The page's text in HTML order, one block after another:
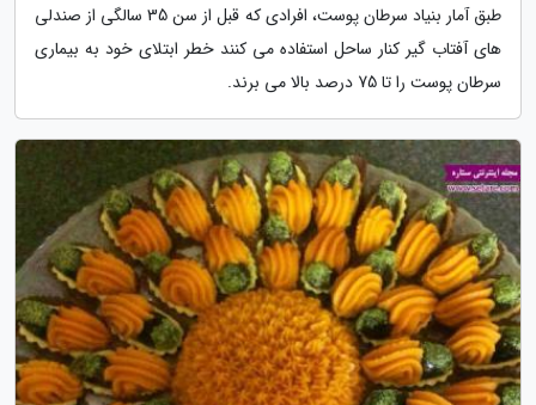
طبق آمار بنیاد سرطان پوست، افرادی که قبل از سن 35 سالگی از صندلی
های آفتاب گیر کنار ساحل استفاده می کنند خطر ابتلای خود به بیماری
سرطان پوست را تا 75 درصد بالا می برند.